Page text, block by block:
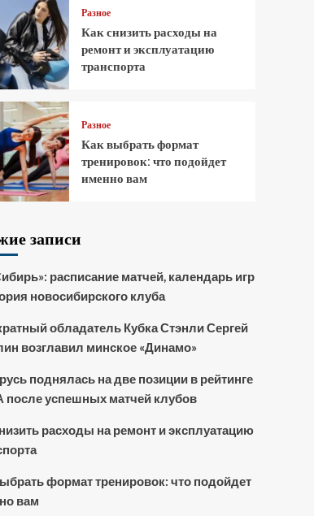
Разное
Как снизить расходы на
ремонт и эксплуатацию
транспорта
Разное
Как выбрать формат
тренировок: что подойдет
именно вам
записи
расписание матчей, календарь игр
новосибирского клуба
обладатель Кубка Стэнли Сергей
возглавил минское «Динамо»
поднялась на две позиции в рейтинге
успешных матчей клубов
расходы на ремонт и эксплуатацию
формат тренировок: что подойдет
вам